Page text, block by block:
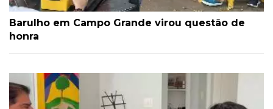
Barulho em Campo Grande virou questão de
honra